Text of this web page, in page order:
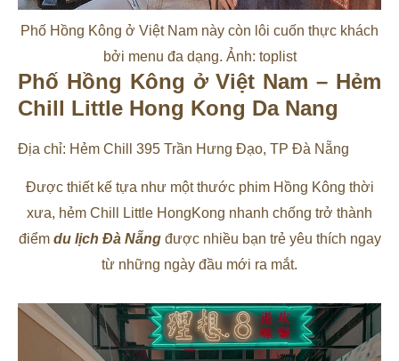
Phố Hồng Kông ở Việt Nam này còn lôi cuốn thực khách
bởi menu đa dạng. Ảnh: toplist
Phố Hồng Kông ở Việt Nam – Hẻm
Chill Little Hong Kong Da Nang
Địa chỉ: Hẻm Chill 395 Trần Hưng Đạo, TP Đà Nẵng
Được thiết kế tựa như một thước phim Hồng Kông thời
xưa, hẻm Chill Little HongKong nhanh chống trở thành
điểm du lịch Đà Nẵngđược nhiều bạn trẻ yêu thích ngay
từ những ngày đầu mới ra mắt.